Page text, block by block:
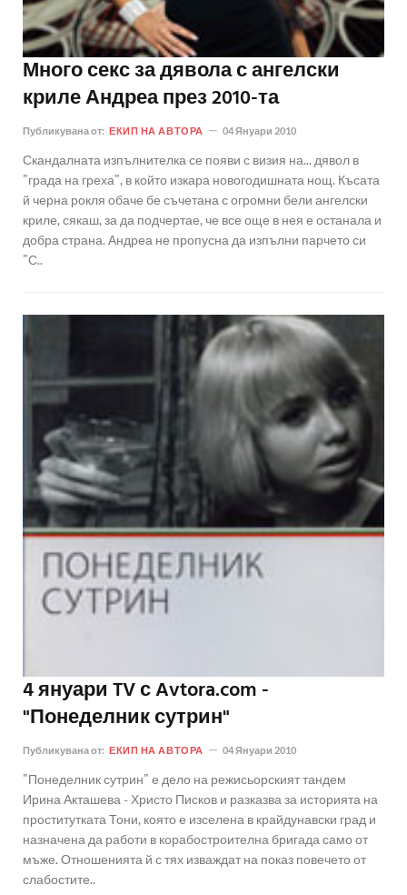
Много секс за дявола с ангелски
криле Андреа през 2010-та
Публикувана от: ЕКИП НА АВТОРА 04 Януари 2010
Скандалната изпълнителка се появи с визия на... дявол в
"града на греха", в който изкара новогодишната нощ. Късата
й черна рокля обаче бе съчетана с огромни бели ангелски
криле, сякаш, за да подчертае, че все още в нея е останала и
добра страна. Андреа не пропусна да изпълни парчето си
"С..
4 януари TV с Avtora.com -
"Понеделник сутрин"
Публикувана от: ЕКИП НА АВТОРА 04 Януари 2010
"Понеделник сутрин" е дело на режисьорският тандем
Ирина Акташева - Христо Писков и разказва за историята на
проститутката Тони, която е изселена в крайдунавски град и
назначена да работи в корабостроителна бригада само от
мъже. Отношенията й с тях изваждат на показ повечето от
слабостите..